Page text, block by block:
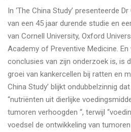
In ‘The China Study’ presenteerde
van een 45 jaar durende studie en
van Cornell University, Oxford
Academy of Preventive Medicine.
conclusies van zijn onderzoek is, is
groei van kankercellen bij ratten en
China Study’ blijkt ondubbelzinnig
“nutriënten uit dierlijke
tumoren verhoogden “, terwijl
voedsel de ontwikkeling van tumoren